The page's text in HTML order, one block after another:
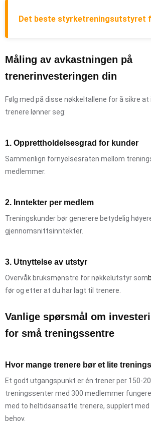
Det beste styrketreningsutstyret
Måling av avkastningen på
trenerinvesteringen din
Følg med på disse nøkkeltallene for å sikre
trenere lønner seg:
1. Opprettholdelsesgrad for kunder
Sammenlign fornyelsesraten mellom
medlemmer.
2. Inntekter per medlem
Treningskunder bør generere betydelig
gjennomsnittsinntekter.
3. Utnyttelse av utstyr
Overvåk bruksmønstre for nøkkelutstyr som
før og etter at du har lagt til trenere.
Vanlige spørsmål om
for små treningssentre
Hvor mange trenere bør et lite
Et godt utgangspunkt er én trener per 150-
treningssenter med 300 medlemmer
med to heltidsansatte trenere, supplert
behov.